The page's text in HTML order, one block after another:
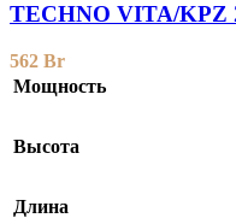
TECHNO VITA/KPZ
562 Br
Мощность
Высота
Длина